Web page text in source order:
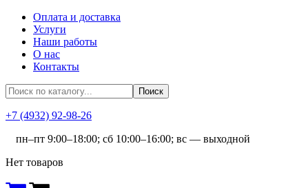
Оплата и доставка
Услуги
Наши работы
О нас
Контакты
+7 (4932) 92-98-26
пн–пт 9:00–18:00; сб 10:00–16:00; вс — выходной
Нет товаров